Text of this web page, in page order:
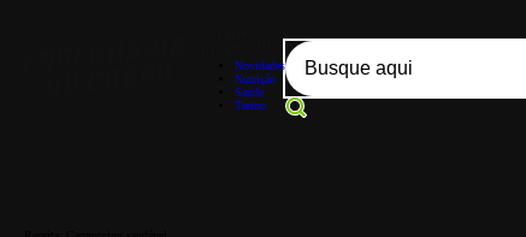
Novidades
Nutrição
Saúde
Treino